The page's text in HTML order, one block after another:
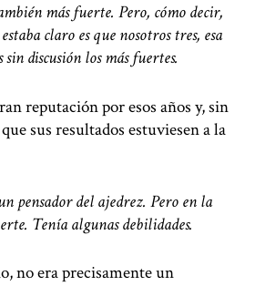
más fuerte. Pero, cómo decir,
claro es que nosotros tres, esa
discusión los más fuertes.
reputación por esos años y, sin
sus resultados estuviesen a la
pensador del ajedrez. Pero en la
Tenía algunas debilidades.
no era precisamente un